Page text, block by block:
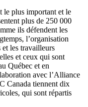
le plus important et le
plus de 250 000
ils défendent les
l’organisation
et les travailleurs
et ceux qui sont
Québec et en
avec l’Alliance
Canada tiennent dix
qui sont répartis